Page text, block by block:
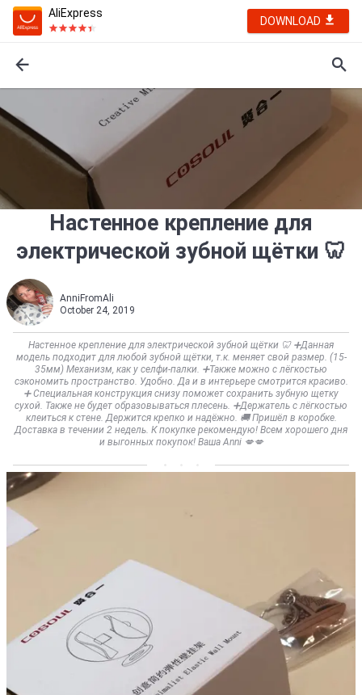
AliExpress
DOWNLOAD
Настенное крепление для
электрической зубной щётки 🦷
AnniFromAli
October 24, 2019
Настенное крепление для электрической зубной щётки 🦷 ➕Данная
модель подходит для любой зубной щётки, т.к. меняет свой размер. (15-
35мм) Механизм, как у селфи-палки. ➕Также можно с лёгкостью
сэкономить пространство. Удобно. Да и в интерьере смотрится красиво.
➕ Специальная конструкция снизу поможет сохранить зубную щетку
сухой. Также не будет образовываться плесень. ➕Держатель с лёгкостью
клеиться к стене. Держится крепко и надёжно. 🚚 Пришёл в коробке.
Доставка в течении 2 недель. К покупке рекомендую! Всем хорошего дня
и выгонных покупок! Ваша Anni 💋💋